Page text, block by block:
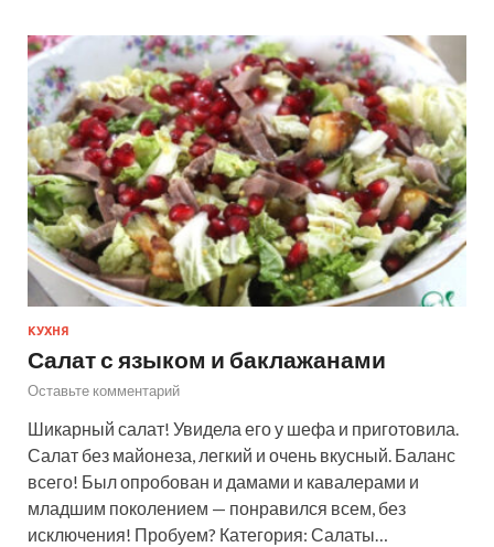
КУХНЯ
Салат с языком и баклажанами
Оставьте комментарий
Шикарный салат! Увидела его у шефа и приготовила.
Салат без майонеза, легкий и очень вкусный. Баланс
всего! Был опробован и дамами и кавалерами и
младшим поколением — понравился всем, без
исключения! Пробуем? Категория: Салаты…